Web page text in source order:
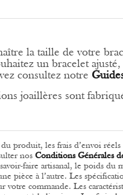
la taille de votre
un bracelet
consultez notre
joaillères sont
produit, les frais d’envoi réels
nos Conditions Générales
faire artisanal, le poids du
pièce à l’autre. Les
votre commande. Les